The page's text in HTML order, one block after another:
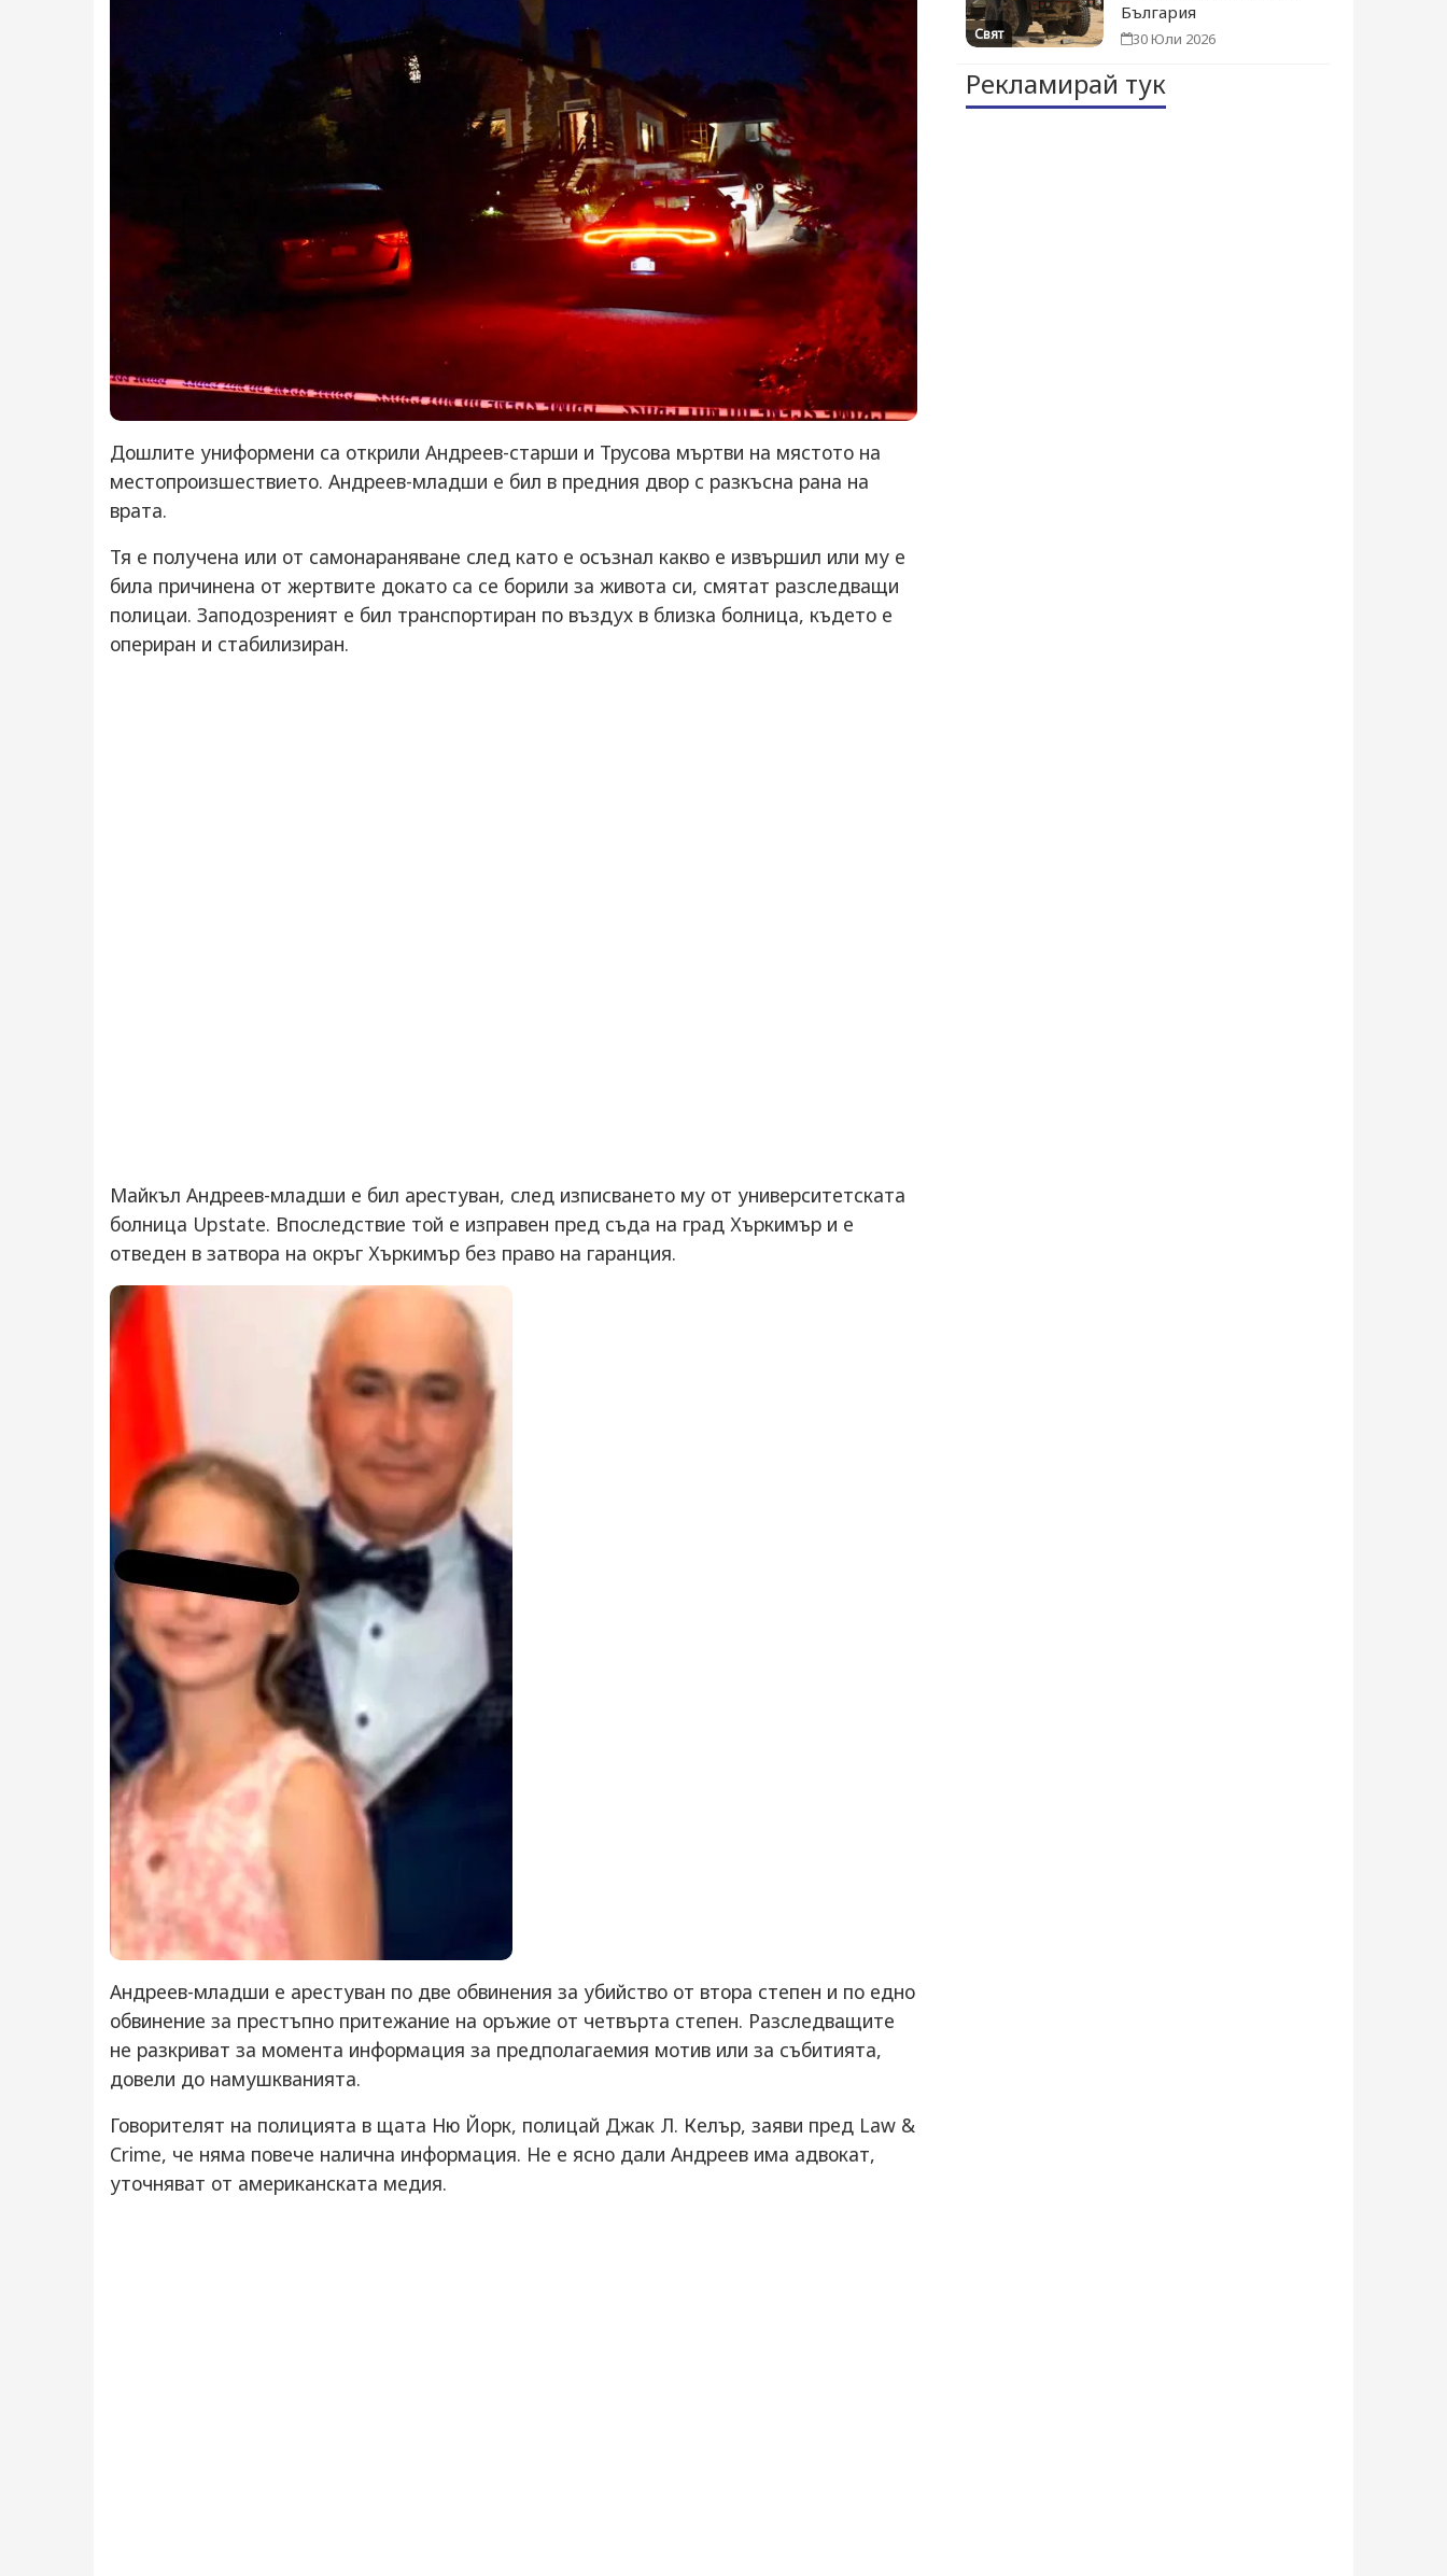
Дошлите униформени са открили Андреев-старши и Трусова мъртви на мястото на
местопроизшествието. Андреев-младши е бил в предния двор с разкъсна рана на
врата.
Тя е получена или от самонараняване след като е осъзнал какво е извършил или му е
била причинена от жертвите докато са се борили за живота си, смятат разследващи
полицаи. Заподозреният е бил транспортиран по въздух в близка болница, където е
опериран и стабилизиран.
Майкъл Андреев-младши е бил арестуван, след изписването му от университетската
болница Upstate. Впоследствие той е изправен пред съда на град Хъркимър и е
отведен в затвора на окръг Хъркимър без право на гаранция.
Андреев-младши е арестуван по две обвинения за убийство от втора степен и по едно
обвинение за престъпно притежание на оръжие от четвърта степен. Разследващите
не разкриват за момента информация за предполагаемия мотив или за събитията,
довели до намушкванията.
Говорителят на полицията в щата Ню Йорк, полицай Джак Л. Келър, заяви пред Law &
Crime, че няма повече налична информация. Не е ясно дали Андреев има адвокат,
уточняват от американската медия.
Свят
България
30 Юли 2026
Рекламирай тук